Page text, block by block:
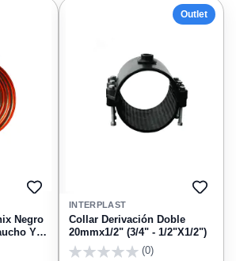
AGREGAR
FAVORITOS
Negro
Y
Outlet
INTERPLAST
Collar Derivación Doble
20mmx1/2" (3/4" - 1/2"X1/2")
(0)